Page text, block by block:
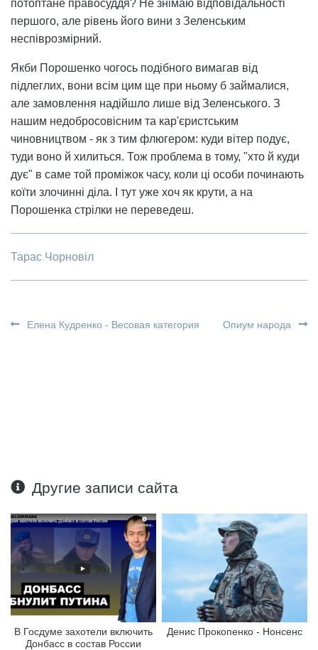
потоптане правосуддя? Не знімаю відповідальності
першого, але рівень його вини з Зеленським
неспіврозмірний.
Якби Порошенко чогось подібного вимагав від
підлеглих, вони всім цим ще при ньому б займалися,
але замовлення надійшло лише від Зеленського. З
нашим недобросовісним та кар'єристським
чиновництвом - як з тим флюгером: куди вітер подує,
туди воно й хилиться. Тож проблема в тому, "хто й куди
дує" в саме той проміжок часу, коли ці особи починають
коїти злочинні діла. І тут уже хоч як крути, а на
Порошенка стрілки не переведеш.
Тарас Чорновіл
Елена Кудренко - Весовая категория Опиум народа
Другие записи сайта
В Госдуме захотели включить
Донбасс в состав России
Денис Прокопенко - Нонсенс